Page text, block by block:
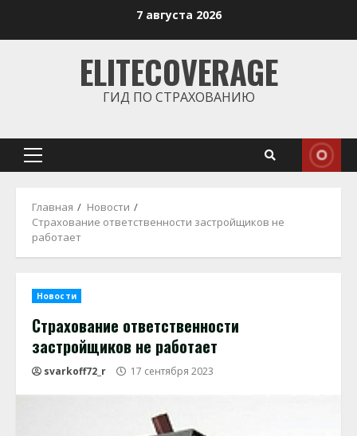
7 августа 2026
ELITECOVERAGE
ГИД ПО СТРАХОВАНИЮ
Основное
Главная
Новости
Страхование ответственности застройщиков не
работает
Новости
Страхование ответственности
застройщиков не работает
svarkoff72_r 17 сентября 2023